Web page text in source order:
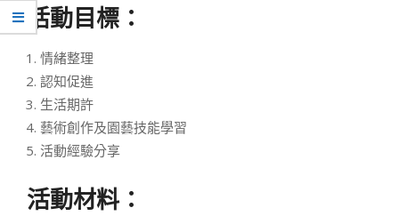
活動目標：
情緒整理
認知促進
生活期許
藝術創作及園藝技能學習
活動經驗分享
活動材料：